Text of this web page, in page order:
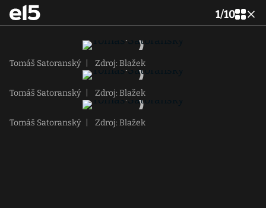
1/10
Tomáš Satoranský Zdroj: Blažek
Tomáš Satoranský Zdroj: Blažek
Tomáš Satoranský Zdroj: Blažek